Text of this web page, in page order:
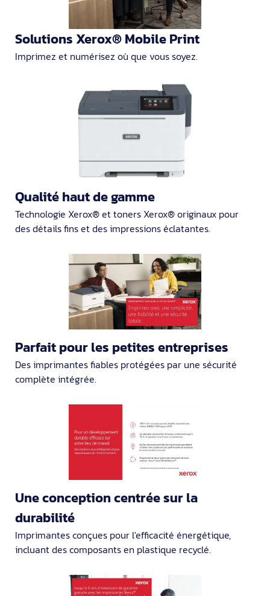
Solutions Xerox® Mobile Print
Imprimez et numérisez où que vous soyez.
Qualité haut de gamme
Technologie Xerox® et toners Xerox® originaux pour
des détails fins et des impressions éclatantes.
Parfait pour les petites entreprises
Des imprimantes fiables protégées par une sécurité
complète intégrée.
Une conception centrée sur la
durabilité
Imprimantes conçues pour l'efficacité énergétique,
incluant des composants en plastique recyclé.